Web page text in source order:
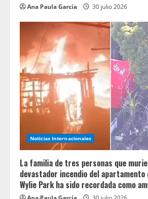
Ana Paula García 30 julio 2026
Noticias Internacionales
La familia de tres personas que
devastador incendio del apartamento
Wylie Park ha sido recordada como